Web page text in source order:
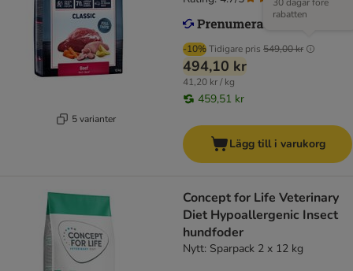
5 varianter
-10%Tidigare pris 549,00 kr
rabatten
494,10 kr
41,20 kr / kg
459,51 kr
Lägg till i varukorg
Concept for Life Veterinary
Diet Hypoallergenic Insect
hundfoder
Nytt: Sparpack 2 x 12 kg